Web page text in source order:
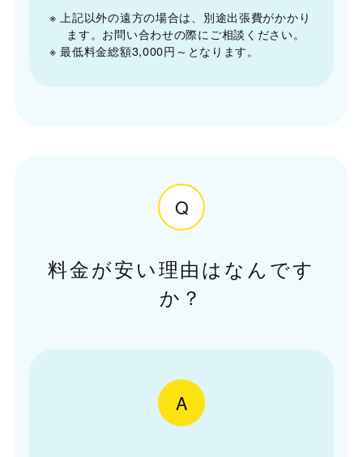
※ 上記以外の遠方の場合は、別途出張費がかかり
ます。お問い合わせの際にご相談ください。
※ 最低料金総額3,000円～となります。
Q
料金が安い理由はなんです
か？
A